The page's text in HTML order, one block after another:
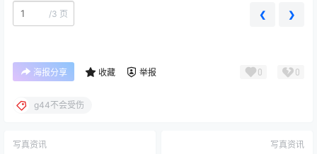
/3 页 ❮ ❯
海报分享 收藏 举报 0 0
g44不会受伤
写真资讯 写真资讯